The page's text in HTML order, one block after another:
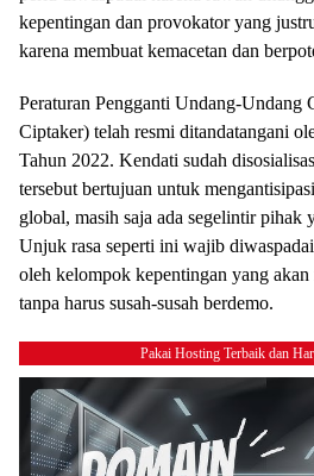
kepentingan dan provokator yang
karena membuat kemacetan dan
Peraturan Pengganti Undang-Undang
Ciptaker) telah resmi ditandatangani
Tahun 2022. Kendati sudah
tersebut bertujuan untuk
global, masih saja ada segelintir pihak
Unjuk rasa seperti ini wajib
oleh kelompok kepentingan yang
tanpa harus susah-susah berdemo.
Pakai Hosting Terbaik dan